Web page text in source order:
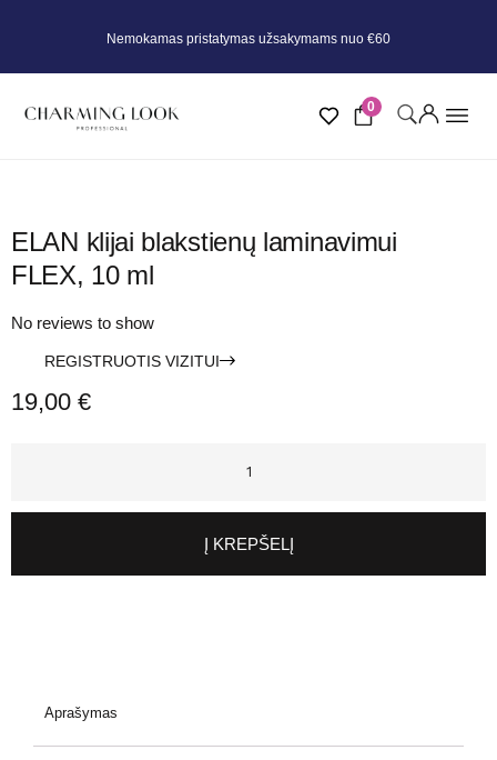
Nemokamas pristatymas užsakymams nuo €60
0
ELAN klijai blakstienų laminavimui
FLEX, 10 ml
No reviews to show
REGISTRUOTIS VIZITUI
19,00 €
Į KREPŠELĮ
Aprašymas